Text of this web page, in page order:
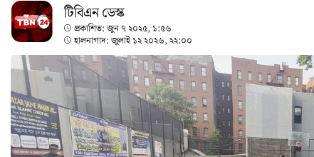
টিবিএন ডেস্ক
প্রকাশিত:জুন ৭ ২০২৫, ১:৫৬
হালনাগাদ:জুলাই ১২ ২০২৬, ২২:০০